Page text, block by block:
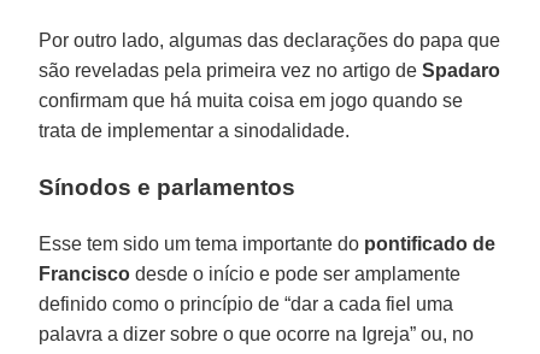
Por outro lado, algumas das declarações do papa que
são reveladas pela primeira vez no artigo deSpadaro
confirmam que há muita coisa em jogo quando se
trata de implementar a sinodalidade.
Sínodos e parlamentos
Esse tem sido um tema importante do pontificado de
Francisco desde o início e pode ser amplamente
definido como o princípio de “dar a cada fiel uma
palavra a dizer sobre o que ocorre na Igreja” ou, no